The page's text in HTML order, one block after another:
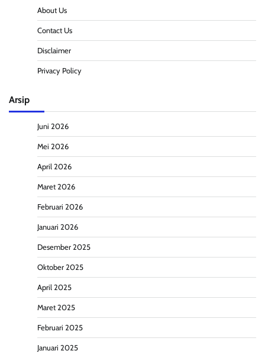
About Us
Contact Us
Disclaimer
Privacy Policy
Arsip
Juni 2026
Mei 2026
April 2026
Maret 2026
Februari 2026
Januari 2026
Desember 2025
Oktober 2025
April 2025
Maret 2025
Februari 2025
Januari 2025